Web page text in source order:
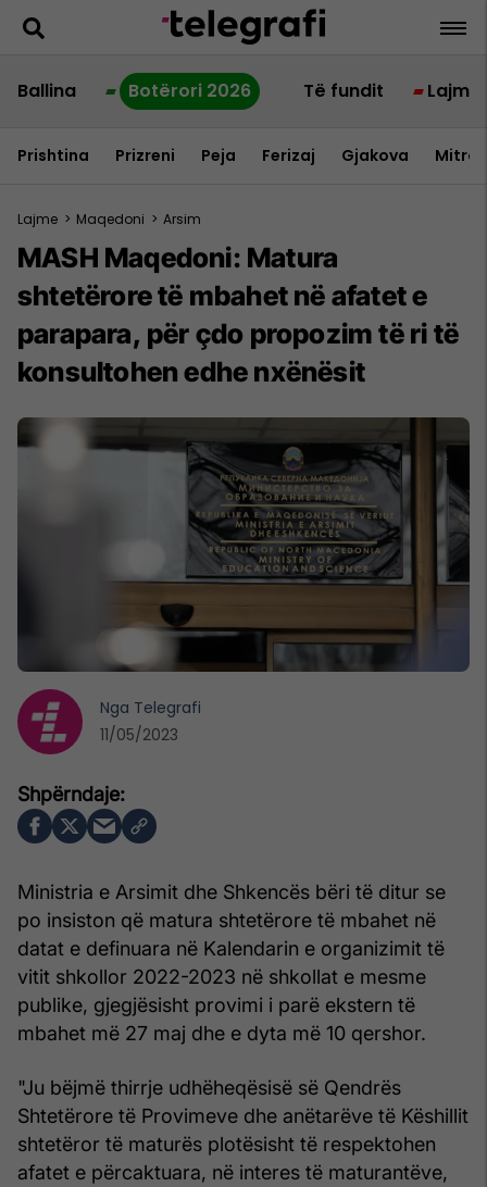
Ballina Botërori 2026 Të fundit Lajme
Prishtina Prizreni Peja Ferizaj Gjakova
Lajme > Maqedoni > Arsim
MASH Maqedoni: Matura
shtetërore të mbahet në afatet e
parapara, për çdo propozim të ri të
konsultohen edhe nxënësit
Ministria e Arsimit dhe Shkencës bëri të ditur se
po insiston që matura shtetërore të mbahet në
datat e definuara në Kalendarin e organizimit të
vitit shkollor 2022-2023 në shkollat ​​e mesme
publike, gjegjësisht provimi i parë ekstern të
mbahet më 27 maj dhe e dyta më 10 qershor.
"Ju bëjmë thirrje udhëheqësisë së Qendrës
Shtetërore të Provimeve dhe anëtarëve të Këshillit
shtetëror të maturës plotësisht të respektohen
afatet e përcaktuara, në interes të maturantëve,
Nga Telegrafi
11/05/2023